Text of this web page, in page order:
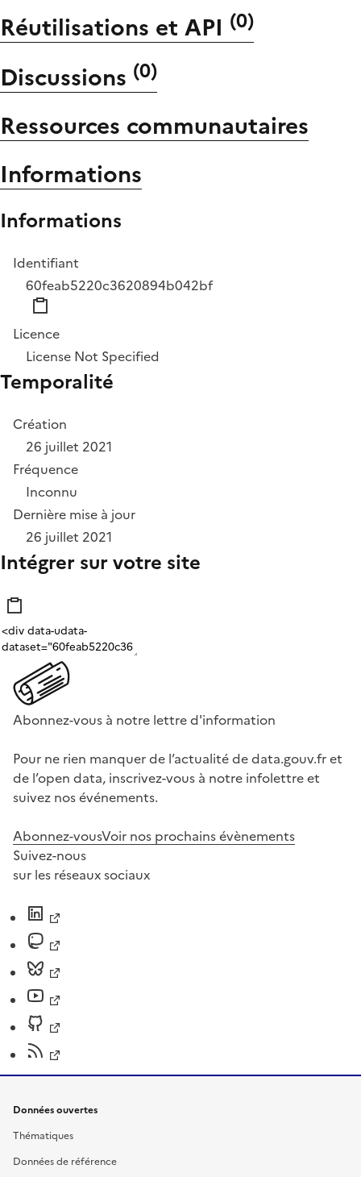
Réutilisations et API (0)
Discussions (0)
Ressources communautaires
Informations
Informations
Identifiant
60feab5220c3620894b042bf
Licence
License Not Specified
Temporalité
Création
26 juillet 2021
Fréquence
Inconnu
Dernière mise à jour
26 juillet 2021
Intégrer sur votre site
Abonnez-vous à notre lettre d'information
Pour ne rien manquer de l’actualité de data.gouv.fr et
de l’open data, inscrivez-vous à notre infolettre et
suivez nos événements.
Abonnez-vousVoir nos prochains évènements
Suivez-nous
sur les réseaux sociaux
Données ouvertes
Thématiques
Données de référence